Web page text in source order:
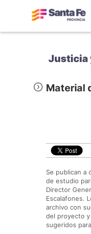
Justicia
Material
Se publican a
de estudio
Director
Escalafones.
archivo con
del proyecto
sugeridos